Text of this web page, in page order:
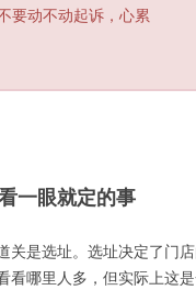
要动不动起诉，心累
一眼就定的事
关是选址。选址决定了门
看哪里人多，但实际上这